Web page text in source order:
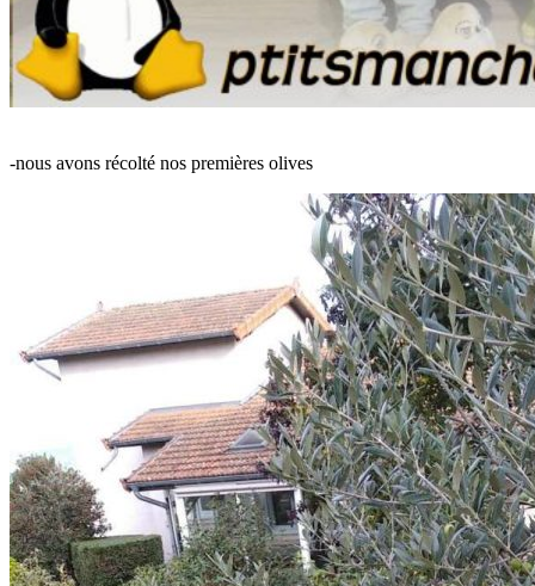
-nous avons récolté nos premières olives